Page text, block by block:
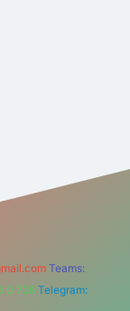
Teams:
0 726 Telegram: